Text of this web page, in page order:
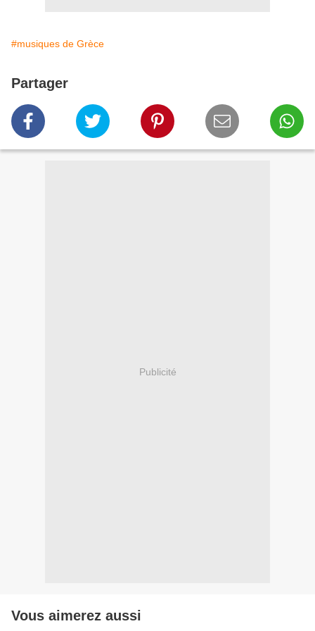
#musiques de Grèce
Partager
Publicité
Vous aimerez aussi